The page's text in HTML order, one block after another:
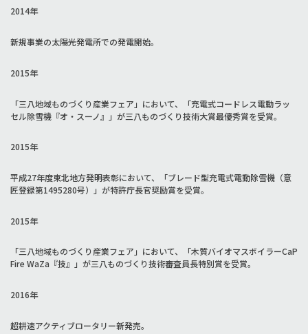
2014年
新規事業の太陽光発電所での発電開始。
2015年
「三八地域ものづくり産業フェア」において、「充電式コードレス電動ラッ
セル除雪機『オ・スーノ』」が三八ものづくり技術大賞最優秀賞を受賞。
2015年
平成27年度東北地方発明表彰において、「ブレード型充電式電動除雪機（意
匠登録第1495280号）」が特許庁長官奨励賞を受賞。
2015年
「三八地域ものづくり産業フェア」において、「木質バイオマスボイラーCaP
Fire WaZa『技』」が三八ものづくり技術審査員長特別賞を受賞。
2016年
超耕速アクティブロータリー新発売。